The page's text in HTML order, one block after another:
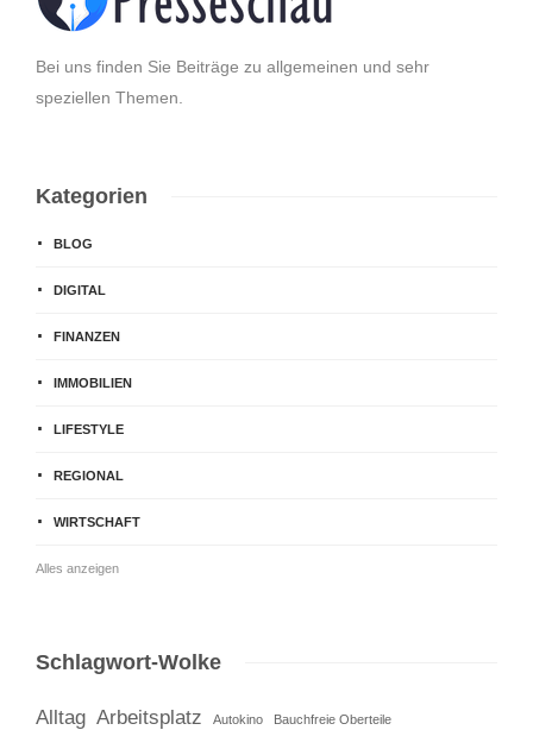
Bei uns finden Sie Beiträge zu allgemeinen und sehr
speziellen Themen.
Kategorien
BLOG
DIGITAL
FINANZEN
IMMOBILIEN
LIFESTYLE
REGIONAL
WIRTSCHAFT
Alles anzeigen
Schlagwort-Wolke
Alltag Arbeitsplatz Autokino Bauchfreie Oberteile